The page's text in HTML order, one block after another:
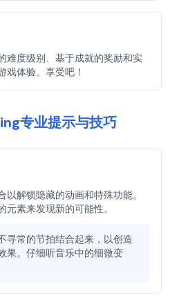
难度级别、基于成就的奖励和实
戏体验。享受吧！
专业提示与技巧
以解锁隐藏的动画和特殊功能。
元素来发现新的可能性。
寻常的节拍结合起来，以创造
果。仔细听音乐中的细微变